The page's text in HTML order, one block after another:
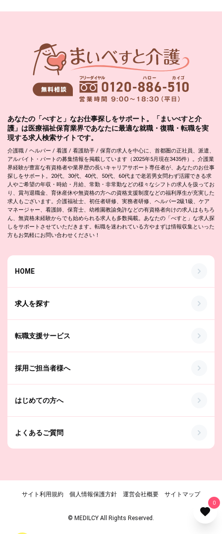
あなたの「べすと」なお仕事探しをサポート。「まいべすと介
護」は医療福祉保育業界であなたに最適な就職・復職・転職を実
現する求人検索サイトです。
介護職 / ヘルパー / 看護 / 看護助手 / 保育の求人を中心に、首都圏の正社員、派遣、
アルバイト・パートの募集情報を掲載しています（2025年5月現在3435件）。介護業
界経験が豊富な有資格者や業界歴の長いキャリアサポート専任者が、あなたのお仕事
探しをサポート。20代、30代、40代、50代、60代まで老若男女問わず活躍できる求
人やご希望の年収・時給・月給、常勤・非常勤などの様々なシフトの求人を扱ってお
り、賞与退職金、育休産休や無資格の方への資格支援制度などの福利厚生が充実した
求人もございます。介護福祉士、初任者研修、実務者研修、ヘルパー2級1級、ケア
マネージャー、看護師、保育士、幼稚園教諭免許などの有資格者向けの求人はもちろ
ん、無資格未経験からでも始められる求人も多数掲載。あなたの「べすと」な求人探
しをサポートさせていただきます。転職を迷われている方やまずは情報収集といった
方もお気軽にお問い合わせください！
HOME
求人を探す
転職支援サービス
採用ご担当者様へ
はじめての方へ
よくあるご質問
サイト利用規約 個人情報保護方針 運営会社概要 サイトマップ
© MEDILCY All Rights Reserved.
0